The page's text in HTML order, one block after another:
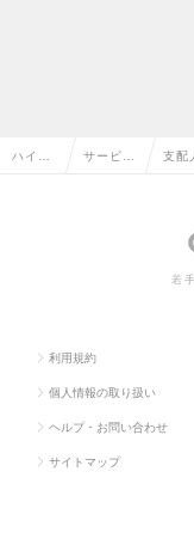
ハイク サービ 支配
ト
若
利用規約
個人情報の取り扱い
ヘルプ・お問い合わせ
サイトマップ